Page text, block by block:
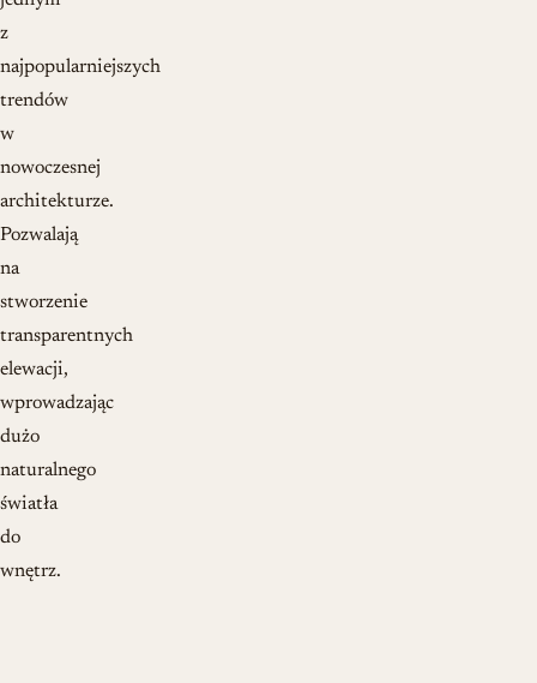
z
najpopularniejszych
trendów
w
nowoczesnej
architekturze.
Pozwalają
na
stworzenie
transparentnych
elewacji,
wprowadzając
dużo
naturalnego
światła
do
wnętrz.